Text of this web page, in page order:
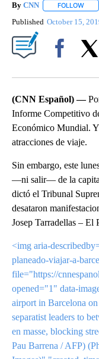
By CNN FOLLOW
Published October 15,
(CNN Español) —
Informe Competitivo
Económico Mundial. Y
atracciones de viaje.
Sin embargo, este
—ni salir— de la
dictó el Tribunal
desataron
Josep Tarradellas – El
<img aria-
planeado-viajar-a-
file="https://
opened="1" data-
airport in Barcelona
separatist leaders to
en masse, blocking
Pau Barrena / AFP)